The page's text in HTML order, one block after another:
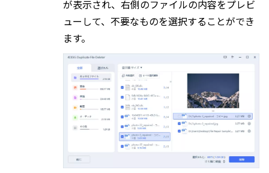
が表示され、右側のファイルの内容をプレビ
ューして、不要なものを選択することができ
ます。